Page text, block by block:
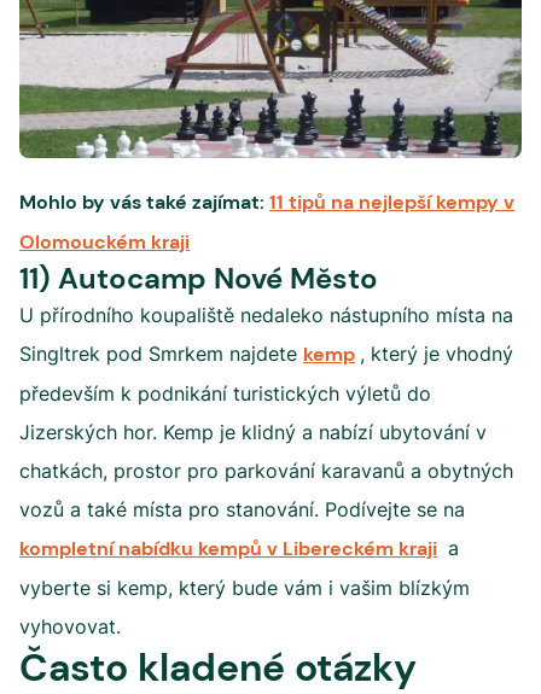
Mohlo by vás také zajímat: 11 tipů na nejlepší kempy v
Olomouckém kraji
11) Autocamp Nové Město
U přírodního koupaliště nedaleko nástupního místa na
Singltrek pod Smrkem najdete kemp , který je vhodný
především k podnikání turistických výletů do
Jizerských hor. Kemp je klidný a nabízí ubytování v
chatkách, prostor pro parkování karavanů a obytných
vozů a také místa pro stanování. Podívejte se na
kompletní nabídku kempů v Libereckém kraji a
vyberte si kemp, který bude vám i vašim blízkým
vyhovovat.
Často kladené otázky